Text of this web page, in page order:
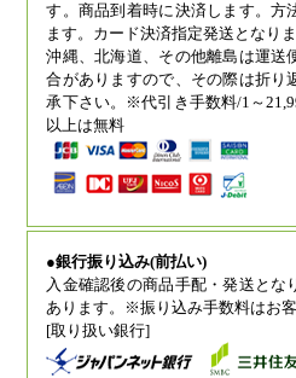
す。商品到着時に決済します。方
ます。カード決済指定発送となりま
沖縄、北海道、その他離島は運送
合がありますので、その際は折り
承下さい。※代引き手数料/1～
以上は無料
●銀行振り込み(前払い)
入金確認後の商品手配・発送とな
あります。※振り込み手数料はお
[取り扱い銀行]